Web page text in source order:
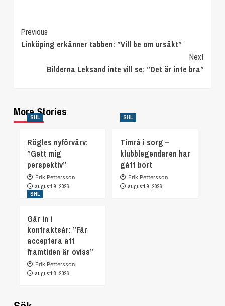
Continue
Reading
Previous
Linköping erkänner tabben: ”Vill be om ursäkt”
Next
Bilderna Leksand inte vill se: ”Det är inte bra”
More Stories
SHL
Rögles nyförvärv:
”Gett mig
perspektiv”
Erik Pettersson
augusti 9, 2026
SHL
Timrå i sorg –
klubblegendaren har
gått bort
Erik Pettersson
augusti 9, 2026
SHL
Går in i
kontraktsår: ”Får
acceptera att
framtiden är oviss”
Erik Pettersson
augusti 8, 2026